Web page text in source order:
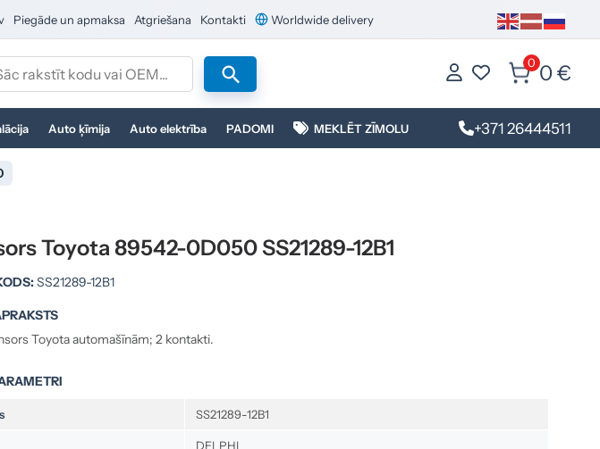
Piegāde un apmaksa Atgriešana Kontakti Worldwide delivery
0 0 €
Auto ķīmija Auto elektrība PADOMI MEKLĒT ZĪMOLU +371 26444511
Toyota 89542-0D050 SS21289-12B1
SS21289-12B1
Toyota automašīnām; 2 kontakti.
SS21289-12B1
DELPHI